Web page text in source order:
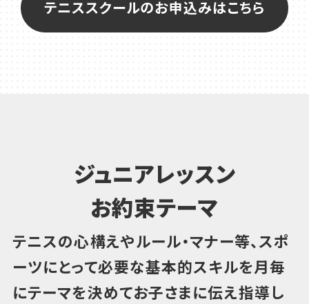
テニススクールのお申込みはこちら
ジュニアレッスン
お約束テーマ
テニスの心構えやルール・マナー等、スポ
ーツにとって必要な基本的スキルを月毎
にテーマを決めてお子さまに伝え指導し